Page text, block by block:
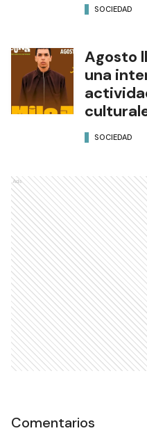
SOCIEDAD
Agosto
una
SOCIEDAD
Ads
Comentarios